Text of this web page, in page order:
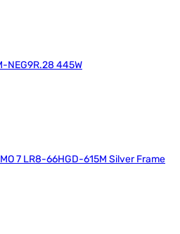
NEG9R.28 445W
7 LR8-66HGD-615M Silver Frame